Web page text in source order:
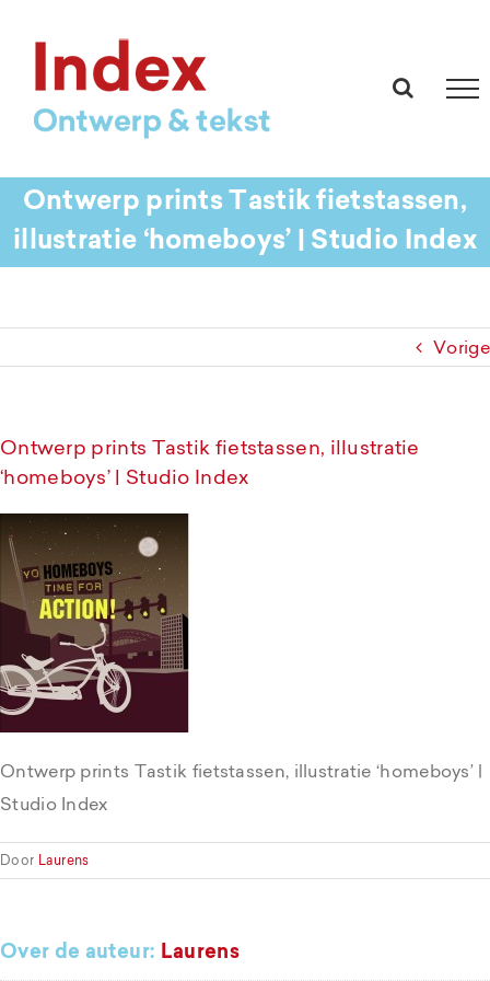
naar
Ontwerp prints Tastik fietstassen,
illustratie ‘homeboys’ | Studio Index
Vorige
Ontwerp prints Tastik fietstassen, illustratie
‘homeboys’ | Studio Index
Ontwerp prints Tastik fietstassen, illustratie ‘homeboys’ |
Studio Index
Door Laurens
Over de auteur: Laurens